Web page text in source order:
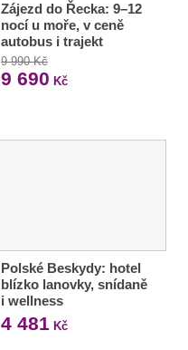
Zájezd do Řecka: 9–12
nocí u moře, v ceně
autobus i trajekt
9 990 Kč
9 690 Kč
Polské Beskydy: hotel
blízko lanovky, snídaně
i wellness
4 481 Kč